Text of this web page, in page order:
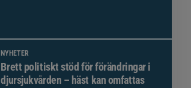
NYHETER
Brett politiskt stöd för förändringar i
djursjukvården – häst kan omfattas